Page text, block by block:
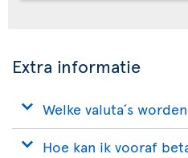
Extra informatie
Welke valuta´s
Hoe kan ik vooraf